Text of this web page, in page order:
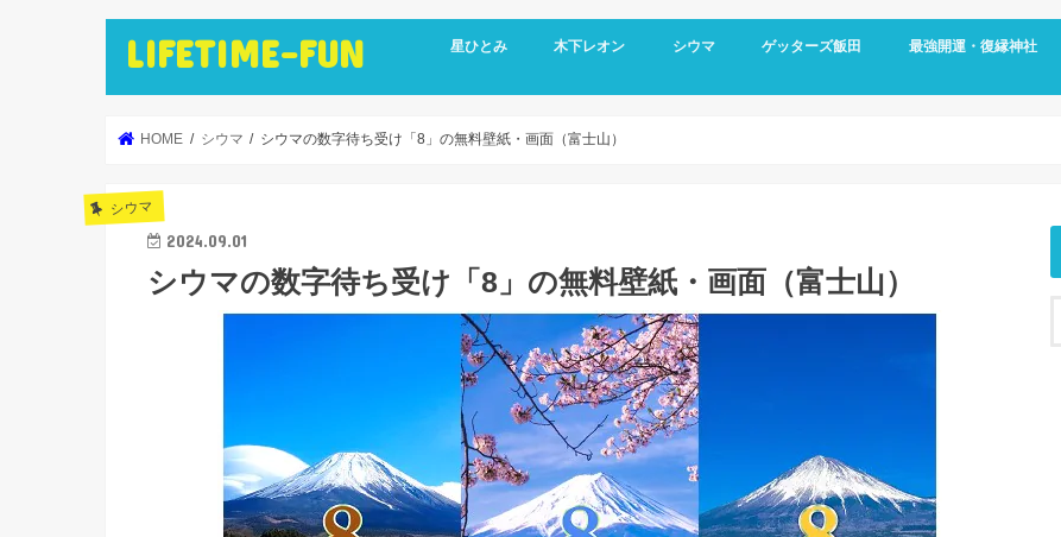
LIFETIME-FUN 星ひとみ 木下レオン シウマ ゲッターズ飯田 最強開運・復縁神社
HOME シウマ シウマの数字待ち受け「8」の無料壁紙・画面（富士山）
シウマ
2024.09.01
シウマの数字待ち受け「8」の無料壁紙・画面（富士山）